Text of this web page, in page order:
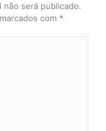
será publicado.
com *